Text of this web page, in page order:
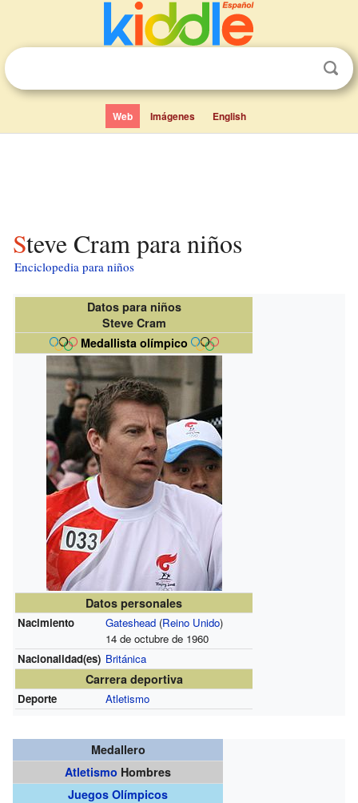
Web Imágenes English
Steve Cram para niños
Enciclopedia para niños
Datos para niños
Steve Cram
Medallista olímpico
Datos personales
Nacimiento Gateshead(Reino Unido)
14 de octubre de 1960
Nacionalidad(es) Británica
Carrera deportiva
Deporte Atletismo
Medallero
Atletismo Hombres
Juegos Olímpicos